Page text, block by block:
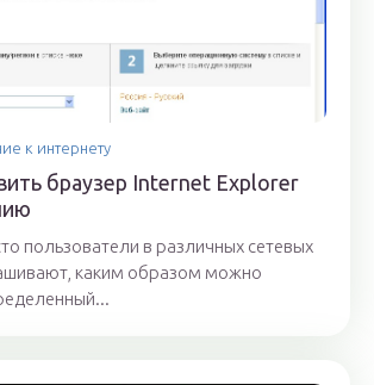
к интернету
браузер Internet Explorer
пользователи в различных сетевых
каким образом можно